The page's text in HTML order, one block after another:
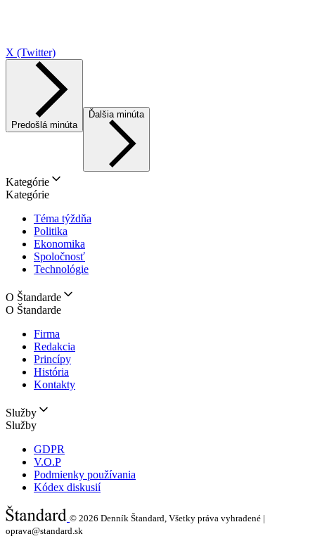
X (Twitter)
Predošlá minúta
Ďalšia minúta
Kategórie
Kategórie
Téma týždňa
Politika
Ekonomika
Spoločnosť
Technológie
O Štandarde
O Štandarde
Firma
Redakcia
Princípy
História
Kontakty
Služby
Služby
GDPR
V.O.P
Podmienky používania
Kódex diskusií
© 2026 Denník Štandard, Všetky práva vyhradené |
oprava@standard.sk